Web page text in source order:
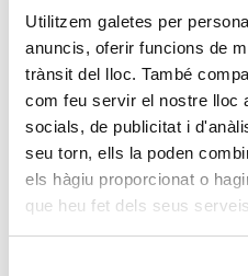
Utilitzem galetes per
anuncis, oferir funcions de
trànsit del lloc. També
com feu servir el nostre lloc
socials, de publicitat i
seu torn, ells la poden
els hàgiu proporcionat o
que heu fet dels seus